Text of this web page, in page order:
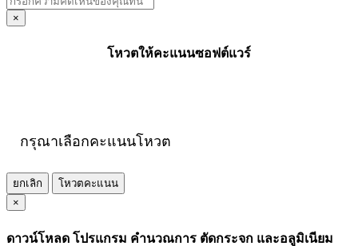
×
โหวตให้คะแนนซอฟต์แวร์
กรุณาเลือกคะแนนโหวต
ยกเลิก
โหวตคะแนน
×
ดาวน์โหลด โปรแกรม คำนวณการ ตัดกระจก และอลูมิเนียม